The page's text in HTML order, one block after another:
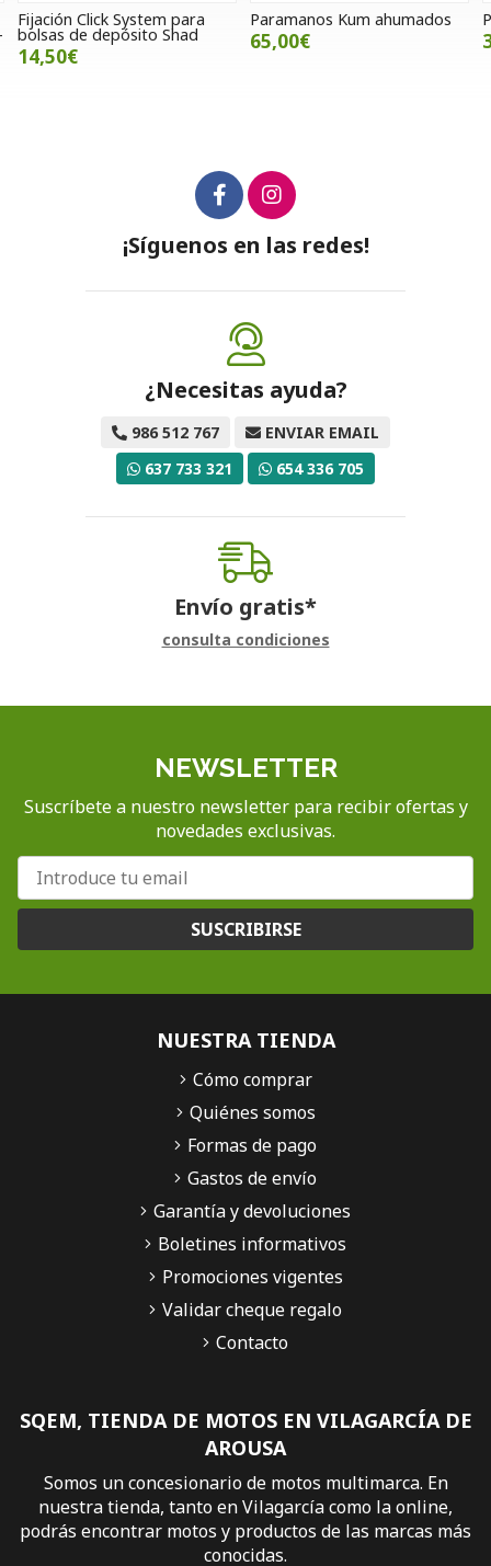
Paramanos Kum ahumados
65,00€
Paramanos UFO Viper azul
30,00€
¡Síguenos en las redes!
¿Necesitas ayuda?
986 512 767
ENVIAR EMAIL
637 733 321
654 336 705
Envío gratis*
consulta condiciones
NEWSLETTER
Suscríbete a nuestro newsletter para recibir ofertas y
novedades exclusivas.
SUSCRIBIRSE
SQEM, TIENDA DE MOTOS EN VILAGARCÍA DE
AROUSA
Somos un concesionario de motos multimarca. En
nuestra tienda, tanto en Vilagarcía como la online,
podrás encontrar motos y productos de las marcas más
conocidas.
NUESTRA TIENDA
Cómo comprar
Quiénes somos
Formas de pago
Gastos de envío
Garantía y devoluciones
Boletines informativos
Promociones vigentes
Validar cheque regalo
Contacto